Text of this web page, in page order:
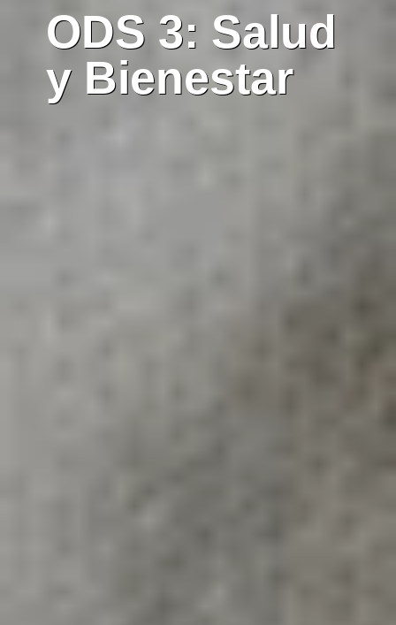
ODS 3: Salud
y Bienestar